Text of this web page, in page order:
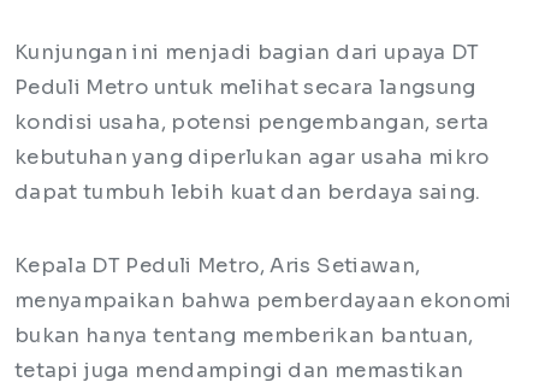
Kunjungan ini menjadi bagian dari upaya DT
Peduli Metro untuk melihat secara langsung
kondisi usaha, potensi pengembangan, serta
kebutuhan yang diperlukan agar usaha mikro
dapat tumbuh lebih kuat dan berdaya saing.
Kepala DT Peduli Metro, Aris Setiawan,
menyampaikan bahwa pemberdayaan ekonomi
bukan hanya tentang memberikan bantuan,
tetapi juga mendampingi dan memastikan